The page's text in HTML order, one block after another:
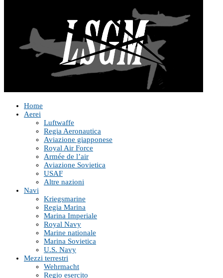
Home
Aerei
Luftwaffe
Regia Aeronautica
Aviazione giapponese
Royal Air Force
Armée de l’air
Aviazione Sovietica
USAF
Altre nazioni
Navi
Kriegsmarine
Regia Marina
Marina Imperiale
Royal Navy
Marine nationale
Marina Sovietica
U.S. Navy
Mezzi terrestri
Wehrmacht
Regio esercito